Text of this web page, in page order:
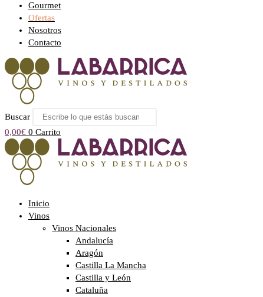
Gourmet
Ofertas
Nosotros
Contacto
Buscar
0,00€ 0 Carrito
Inicio
Vinos
Vinos Nacionales
Andalucía
Aragón
Castilla La Mancha
Castilla y León
Cataluña